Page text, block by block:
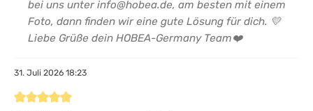
bei uns unter info@hobea.de, am besten mit einem
Foto, dann finden wir eine gute Lösung für dich. 💛
Liebe Grüße dein HOBEA-Germany Team❤️
31. Juli 2026 18:23